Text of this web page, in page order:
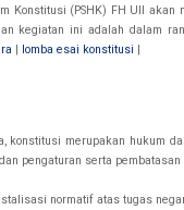
Konstitusi (PSHK) FH UII
kegiatan ini adalah dalam
| lomba esai konstitusi |
konstitusi merupakan hukum
pengaturan serta
normatif atas tugas